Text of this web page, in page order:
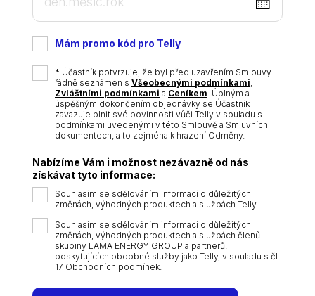
DD
dot
MM
dot
YYYY
Mám promo kód pro Telly
* Účastník potvrzuje, že byl před uzavřením Smlouvy
řádně seznámen s Všeobecnými podmínkami,
Zvláštními podmínkami a Ceníkem. Úplným a
úspěšným dokončením objednávky se Účastník
zavazuje plnit své povinnosti vůči Telly v souladu s
podmínkami uvedenými v této Smlouvě a Smluvních
dokumentech, a to zejména k hrazení Odměny.
Nabízíme Vám i možnost nezávazně od nás
získávat tyto informace:
Souhlasím se sdělováním informací o důležitých
změnách, výhodných produktech a službách Telly.
Souhlasím se sdělováním informací o důležitých
změnách, výhodných produktech a službách členů
skupiny LAMA ENERGY GROUP a partnerů,
poskytujících obdobné služby jako Telly, v souladu s čl.
17 Obchodních podmínek.